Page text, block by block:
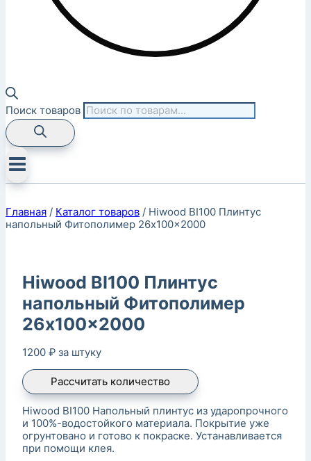
Поиск товаров
Главная / Каталог товаров / Hiwood BI100 Плинтус
напольный Фитополимер 26x100x2000
Hiwood BI100 Плинтус
напольный Фитополимер
26x100x2000
1200 ₽ за штуку
Рассчитать количество
Hiwood BI100 Напольный плинтус из ударопрочного
и 100%-водостойкого материала. Покрытие уже
огрунтовано и готово к покраске. Устанавливается
при помощи клея.